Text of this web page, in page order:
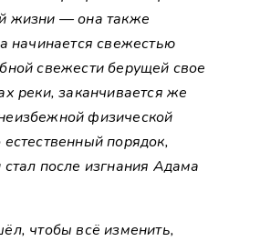
жизни — она также
начинается свежестью
свежести берущей свое
реки, заканчивается же
физической
порядок,
после изгнания Адама
чтобы всё изменить,